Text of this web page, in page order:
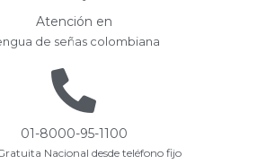
Atención en
de señas colombiana
01-8000-95-1100
Nacional desde teléfono fijo